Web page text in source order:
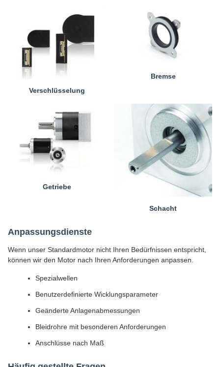
Verschlüsselung
Bremse
Getriebe
Schacht
Anpassungsdienste
Wenn unser Standardmotor nicht Ihren Bedürfnissen entspricht,
können wir den Motor nach Ihren Anforderungen anpassen.
Spezialwellen
Benutzerdefinierte Wicklungsparameter
Geänderte Anlagenabmessungen
Bleidrohre mit besonderen Anforderungen
Anschlüsse nach Maß